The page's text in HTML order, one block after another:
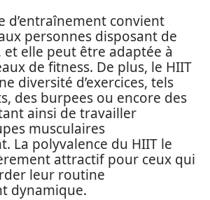
d’entraînement convient
personnes disposant de
et elle peut être adaptée à
de fitness. De plus, le HIIT
diversité d’exercices, tels
des burpees ou encore des
ainsi de travailler
musculaires
La polyvalence du HIIT le
attractif pour ceux qui
leur routine
dynamique.